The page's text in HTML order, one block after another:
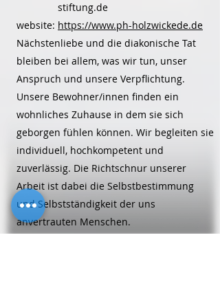
website:
stiftung.de
https://www.ph-holzwickede.de
Nächstenliebe und die diakonische Tat
bleiben bei allem, was wir tun, unser
Anspruch und unsere Verpflichtung.
Unsere Bewohner/innen finden ein
wohnliches Zuhause in dem sie sich
geborgen fühlen können. Wir begleiten sie
individuell, hochkompetent und
zuverlässig. Die Richtschnur unserer
Arbeit ist dabei die Selbstbestimmung
und Selbstständigkeit der uns
anvertrauten Menschen.